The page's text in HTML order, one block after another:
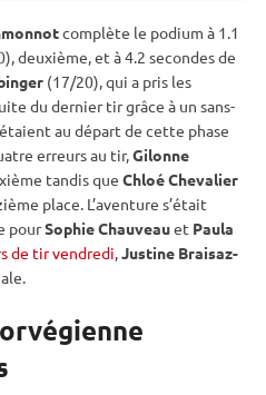
complète le podium à 1.1
deuxième, et à 4.2 secondes de
(17/20), qui a pris les
du dernier tir grâce à un sans-
au départ de cette phase
erreurs au tir,Gilonne
tandis que Chloé Chevalier
place. L’aventure s’était
pourSophie Chauveauet Paula
de tir vendredi,Justine Braisaz-